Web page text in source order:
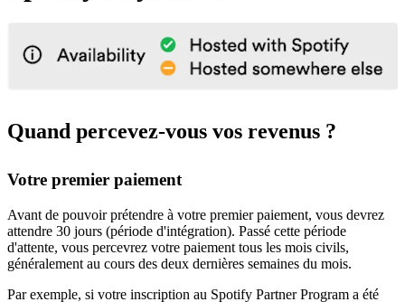
Quand percevez-vous vos revenus ?
Votre premier paiement
Avant de pouvoir prétendre à votre premier paiement, vous devrez
attendre 30 jours (période d'intégration). Passé cette période
d'attente, vous percevrez votre paiement tous les mois civils,
généralement au cours des deux dernières semaines du mois.
Par exemple, si votre inscription au Spotify Partner Program a été